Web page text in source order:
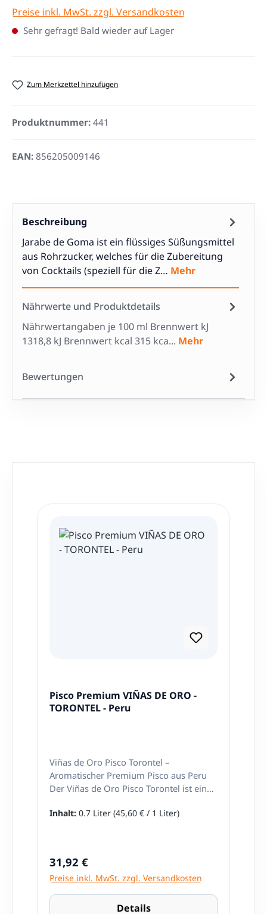
Preise inkl. MwSt. zzgl. Versandkosten
Sehr gefragt! Bald wieder auf Lager
Zum Merkzettel hinzufügen
Produktnummer: 441
EAN: 856205009146
Beschreibung
Jarabe de Goma ist ein flüssiges Süßungsmittel
aus Rohrzucker, welches für die Zubereitung
von Cocktails (speziell für die Z… Mehr
Nährwerte und Produktdetails
Nährwertangaben je 100 ml Brennwert kJ
1318,8 kJ Brennwert kcal 315 kca... Mehr
Bewertungen
Pisco Premium VIÑAS DE ORO -
TORONTEL - Peru
Viñas de Oro Pisco Torontel –
Aromatischer Premium Pisco aus Peru
Der Viñas de Oro Pisco Torontel ist ein
der durch seine intensiven floralen
Ica, steht dieser Pisco für authentische
Handwerkskunst und höchste Qualität.
Rebsorte Torontel Die Torontel-Traube
gehört zu den aromatischen Rebsorten
Inhalt: 0.7 Liter (45,60 € / 1 Liter)
Regulärer Preis:
31,92 €
Preise inkl. MwSt. zzgl. Versandkosten
Details